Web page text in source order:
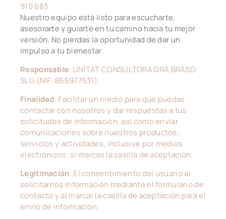
910 683
Nuestro equipo está listo para escucharte,
asesorarte y guiarte en tu camino hacia tu mejor
versión. No pierdas la oportunidad de dar un
impulso a tu bienestar.
Responsable: UNITAT CONSULTORA DRA BRASO
SLU (NIF: B56977531).
Finalidad: Facilitar un medio para que puedas
contactar con nosotros y dar respuestas a tus
solicitudes de información, así como enviar
comunicaciones sobre nuestros productos,
servicios y actividades, inclusive por medios
electrónicos, si marcas la casilla de aceptación.
Legitimación: El consentimiento del usuario al
solicitarnos información mediante el formulario de
contacto y al marcar la casilla de aceptación para el
envío de información.